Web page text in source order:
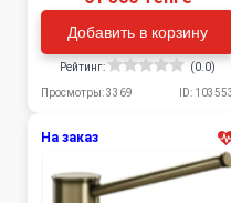
Добавить в корзину
Рейтинг: (0.0)
Просмотры: 3369 ID: 103553
На заказ